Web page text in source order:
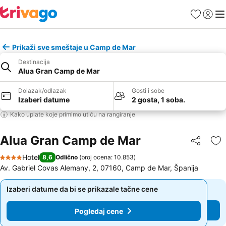
FavoritiPrijavi
Prikaži sve smeštaje u Camp de Mar
Destinacija
Alua Gran Camp de Mar
Dolazak/odlazak
Izaberi datume
Gosti i sobe
2 gosta, 1 soba.
Kako uplate koje primimo utiču na rangiranje
Alua Gran Camp de Mar Deli
4 Zvezdice
Hotel 8,6 Odlično (broj ocena: 10.853)
Av. Gabriel Covas Alemany, 2, 07160, Camp de Mar, Španija
Izaberi datume da bi se prikazale tačne cene
Pogledaj cene
Izaberi datume da bi se prikazale tačne cene
Pogledaj cene